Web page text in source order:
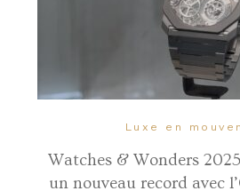
Luxe en
Watches & Wonders
un nouveau record avec